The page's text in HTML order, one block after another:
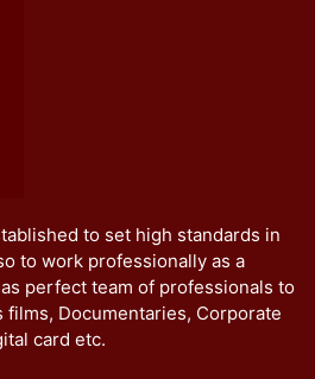
to set high standards in
to work professionally as a
perfect team of professionals to
Documentaries, Corporate
card etc.